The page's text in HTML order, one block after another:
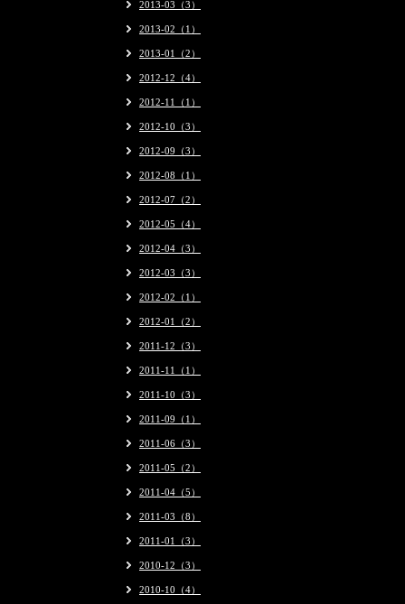
2013-03（3）
2013-02（1）
2013-01（2）
2012-12（4）
2012-11（1）
2012-10（3）
2012-09（3）
2012-08（1）
2012-07（2）
2012-05（4）
2012-04（3）
2012-03（3）
2012-02（1）
2012-01（2）
2011-12（3）
2011-11（1）
2011-10（3）
2011-09（1）
2011-06（3）
2011-05（2）
2011-04（5）
2011-03（8）
2011-01（3）
2010-12（3）
2010-10（4）